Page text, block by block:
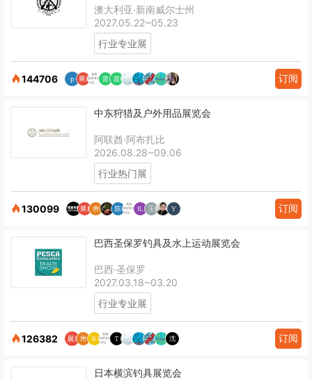
澳大利亚·新南威尔士州
2027.05.22~05.23
行业专业展
144706 订阅
中东狩猎及户外用品展览会
阿联酋·阿布扎比
2026.08.28~09.06
行业热门展
130099 订阅
巴西圣保罗钓具及水上运动展览会
巴西·圣保罗
2027.03.18~03.20
行业专业展
126382 订阅
日本横滨钓具展览会